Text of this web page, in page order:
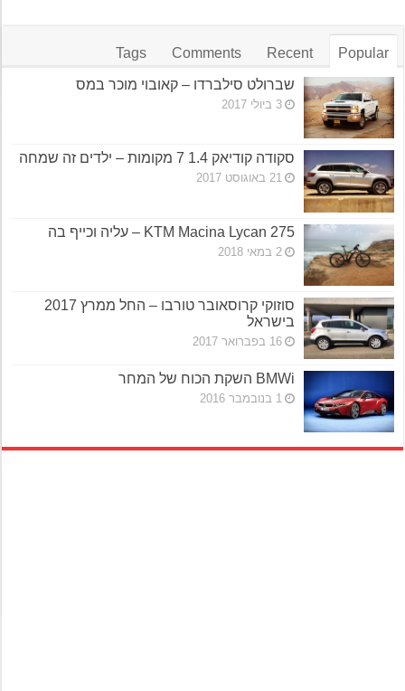
Popular
Recent
Comments
Tags
שברולט סילברדו – קאובוי מוכר במס
3 ביולי 2017
סקודה קודיאק 1.4 7 מקומות – ילדים זה שמחה
21 באוגוסט 2017
KTM Macina Lycan 275 – עליה וכייף בה
2 במאי 2018
סוזוקי קרוסאובר טורבו – החל ממרץ 2017
בישראל
16 בפברואר 2017
BMWi השקת הכוח של המחר
1 בנובמבר 2016